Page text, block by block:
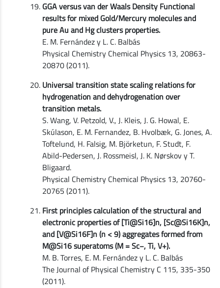
GGA versus van der Waals Density Functional
results for mixed Gold/Mercury molecules and
pure Au and Hg clusters properties.
E. M. Fernández y L. C. Balbás
Physical Chemistry Chemical Physics 13, 20863-
20870 (2011).
Universal transition state scaling relations for
hydrogenation and dehydrogenation over
transition metals.
S. Wang, V. Petzold, V., J. Kleis, J. G. Howal, E.
Skúlason, E. M. Fernandez, B. Hvolbæk, G. Jones, A.
Toftelund, H. Falsig, M. Björketun, F. Studt, F.
Abild-Pedersen, J. Rossmeisl, J. K. Nørskov y T.
Bligaard.
Physical Chemistry Chemical Physics 13, 20760-
20765 (2011).
First principles calculation of the structural and
electronic properties of [Ti@Si16]n, [Sc@Si16K]n,
and [V@Si16F]n (n < 9) aggregates formed from
M@Si16 superatoms (M = Sc−, Ti, V+).
M. B. Torres, E. M. Fernández y L. C. Balbás
The Journal of Physical Chemistry C 115, 335-350
(2011).